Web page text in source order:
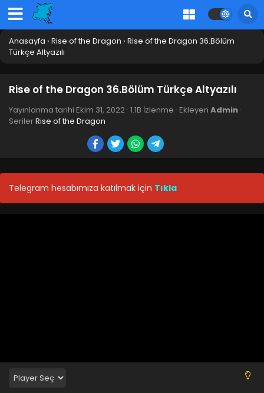
Anasayfa › Rise of the Dragon › Rise of the Dragon 36.Bölüm
Türkçe Altyazılı
Rise of the Dragon 36.Bölüm Türkçe Altyazılı
Yayınlanma tarihi Ekim 31, 2022 · 1.1B İzlenme · Ekleyen Admin ·
SerilerRise of the Dragon
Telegram hesabımıza katılmak için Tıkla